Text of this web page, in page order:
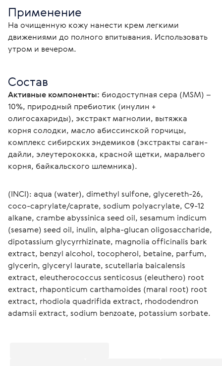
Применение
На очищенную кожу нанести крем легкими
движениями до полного впитывания. Использовать
утром и вечером.
Состав
Активные компоненты: биодоступная сера (MSM) –
10%, природный пребиотик (инулин +
олигосахариды), экстракт магнолии, вытяжка
корня солодки, масло абиссинской горчицы,
комплекс сибирских эндемиков (экстракты саган-
дайли, элеутерококка, красной щетки, маральего
корня, байкальского шлемника).
(INCI): aqua (water), dimethyl sulfone, glycereth-26,
coco-caprylate/caprate, sodium polyacrylate, C9-12
alkane, crambe abyssinica seed oil, sesamum indicum
(sesame) seed oil, inulin, alpha-glucan oligosaccharide,
dipotassium glycyrrhizinate, magnolia officinalis bark
extract, benzyl alcohol, tocopherol, betaine, parfum,
glycerin, glyceryl laurate, scutellaria baicalensis
extract, eleutherococcus senticosus (eleuthero) root
extract, rhaponticum carthamoides (maral root) root
extract, rhodiola quadrifida extract, rhododendron
adamsii extract, sodium benzoate, potassium sorbate.